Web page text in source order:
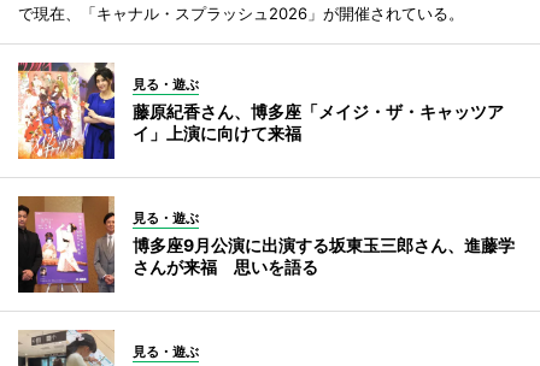
で現在、「キャナル・スプラッシュ2026」が開催されている。
見る・遊ぶ
藤原紀香さん、博多座「メイジ・ザ・キャッツア
イ」上演に向けて来福
見る・遊ぶ
博多座9月公演に出演する坂東玉三郎さん、進藤学
さんが来福 思いを語る
見る・遊ぶ